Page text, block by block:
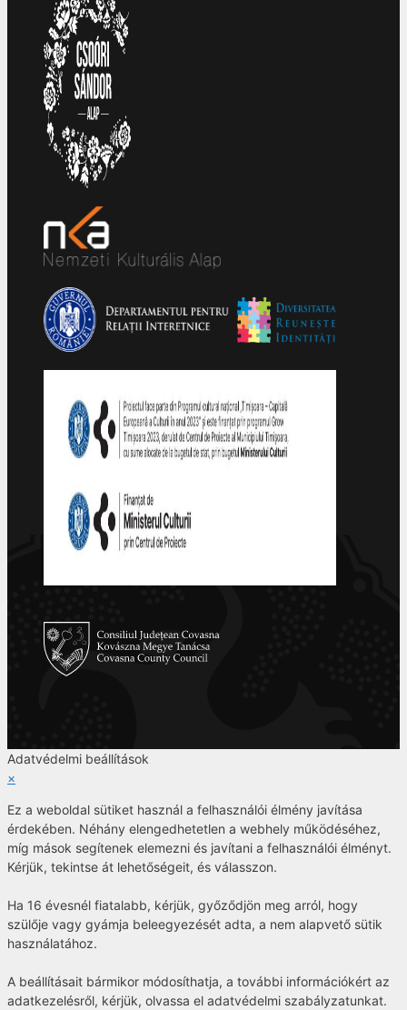
Adatvédelmi beállítások
×
Ez a weboldal sütiket használ a felhasználói élmény javítása
érdekében. Néhány elengedhetetlen a webhely működéséhez,
míg mások segítenek elemezni és javítani a felhasználói élményt.
Kérjük, tekintse át lehetőségeit, és válasszon.
Ha 16 évesnél fiatalabb, kérjük, győződjön meg arról, hogy
szülője vagy gyámja beleegyezését adta, a nem alapvető sütik
használatához.
A beállításait bármikor módosíthatja, a további információkért az
adatkezelésről, kérjük, olvassa el adatvédelmi szabályzatunkat.